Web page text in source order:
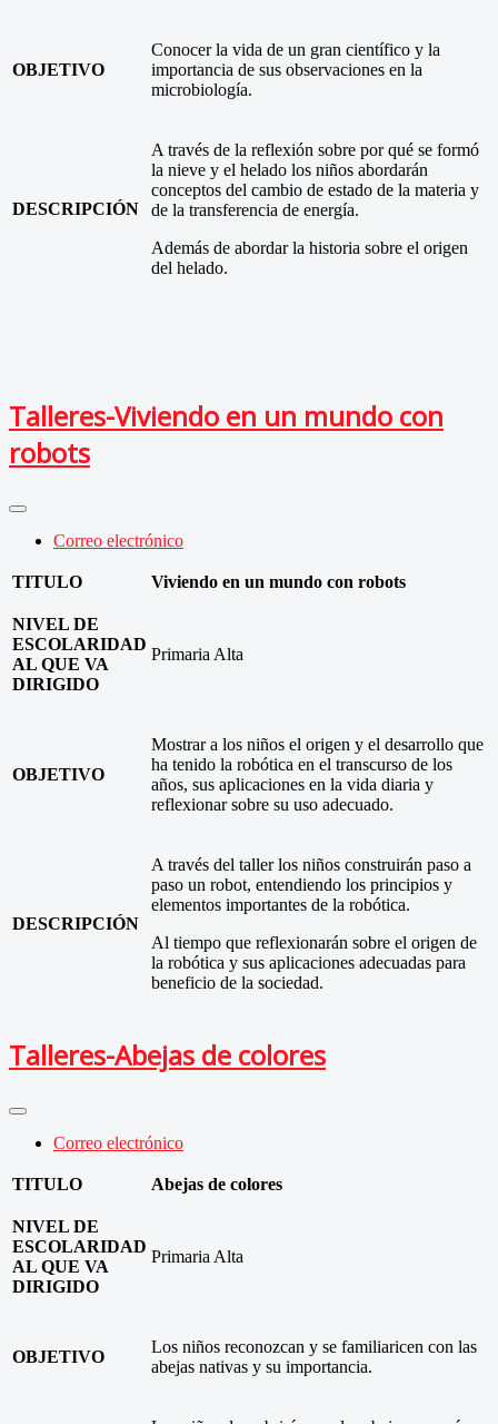
OBJETIVO
Conocer la vida de un gran científico y la
importancia de sus observaciones en la
microbiología.
DESCRIPCIÓN
A través de la reflexión sobre por qué se formó
la nieve y el helado los niños abordarán
conceptos del cambio de estado de la materia y
de la transferencia de energía.
Además de abordar la historia sobre el origen
del helado.
Talleres-Viviendo en un mundo con
robots
Correo electrónico
TITULO Viviendo en un mundo con robots
NIVEL DE
ESCOLARIDAD
AL QUE VA
DIRIGIDO
Primaria Alta
OBJETIVO
Mostrar a los niños el origen y el desarrollo que
ha tenido la robótica en el transcurso de los
años, sus aplicaciones en la vida diaria y
reflexionar sobre su uso adecuado.
DESCRIPCIÓN
A través del taller los niños construirán paso a
paso un robot, entendiendo los principios y
elementos importantes de la robótica.
Al tiempo que reflexionarán sobre el origen de
la robótica y sus aplicaciones adecuadas para
beneficio de la sociedad.
Talleres-Abejas de colores
Correo electrónico
TITULO Abejas de colores
NIVEL DE
ESCOLARIDAD
AL QUE VA
DIRIGIDO
Primaria Alta
OBJETIVO
Los niños reconozcan y se familiaricen con las
abejas nativas y su importancia.